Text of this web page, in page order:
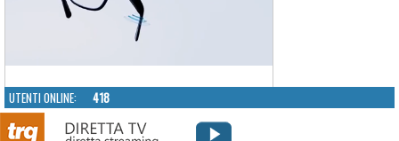
UTENTI ONLINE: 418